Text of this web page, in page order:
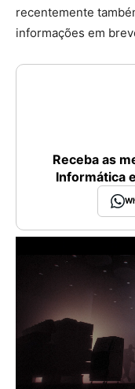
recentemente
informações em
Receba as
Informática